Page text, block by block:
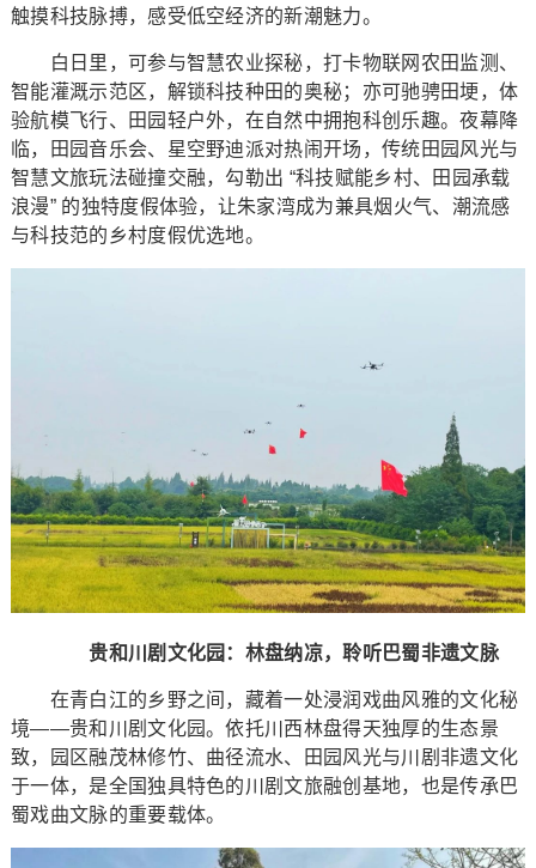
触摸科技脉搏，感受低空经济的新潮魅力。
白日里，可参与智慧农业探秘，打卡物联网农田监测、
智能灌溉示范区，解锁科技种田的奥秘；亦可驰骋田埂，体
验航模飞行、田园轻户外，在自然中拥抱科创乐趣。夜幕降
临，田园音乐会、星空野迪派对热闹开场，传统田园风光与
智慧文旅玩法碰撞交融，勾勒出 “科技赋能乡村、田园承载
浪漫” 的独特度假体验，让朱家湾成为兼具烟火气、潮流感
与科技范的乡村度假优选地。
贵和川剧文化园：林盘纳凉，聆听巴蜀非遗文脉
在青白江的乡野之间，藏着一处浸润戏曲风雅的文化秘
境——贵和川剧文化园。依托川西林盘得天独厚的生态景
致，园区融茂林修竹、曲径流水、田园风光与川剧非遗文化
于一体，是全国独具特色的川剧文旅融创基地，也是传承巴
蜀戏曲文脉的重要载体。